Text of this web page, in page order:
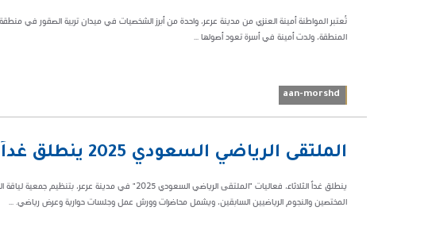
تُعتبر المواطنة أمينة العنزي من مدينة عرعر، واحدة من أبرز الشخصيات في ميدان تربية الصقور في
المنطقة، ولدت أمينة في أسرة تعود أصولها ...
aan-morshd
الملتقى الرياضي السعودي 2025 ينطلق غداً بعرعر
ينطلق غداً الثلاثاء، فعاليات "الملتقى الرياضي السعودي
المختصين والنجوم الرياضيين السابقين، ويشمل محاضرات وورش عمل وجلسات حوارية وعرض رياضي. ...